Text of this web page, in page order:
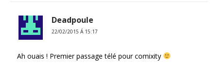
Deadpoule
22/02/2015 Á 15:17
Ah ouais ! Premier passage télé pour comixity